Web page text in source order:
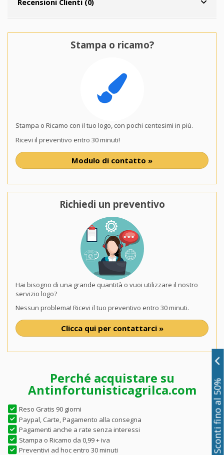
Stampa o ricamo?
Stampa o Ricamo con il tuo logo, con pochi centesimi in più.
Ricevi il preventivo entro 30 minuti!
Modulo di contatto »
Richiedi un preventivo
Hai bisogno di una grande quantità o vuoi utilizzare il nostro
servizio logo?
Nessun problema! Ricevi il tuo preventivo entro 30 minuti.
Clicca qui per contattarci »
Perché acquistare su
Antinfortunisticagrilca.com
Reso Gratis 90 giorni
Paypal, Carte, Pagamento alla consegna
Pagamenti anche a rate senza interessi
Stampa o Ricamo da 0,99 + iva
Preventivi ad hoc entro 30 minuti
Sconti fino al 50%